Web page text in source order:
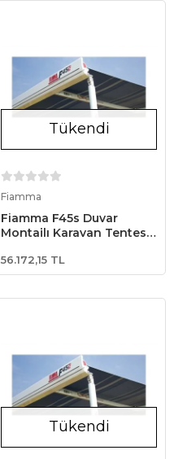
Tükendi
Fiamma
Fiamma F45s Duvar
Montajlı Karavan Tentesi
56.172,15 TL
Tükendi